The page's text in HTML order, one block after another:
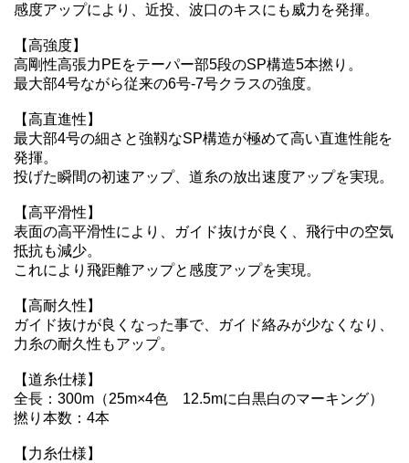
感度アップにより、近投、波口のキスにも威力を発揮。
【高強度】
高剛性高張力PEをテーパー部5段のSP構造5本撚り。
最大部4号ながら従来の6号-7号クラスの強度。
【高直進性】
最大部4号の細さと強靱なSP構造が極めて高い直進性能を
発揮。
投げた瞬間の初速アップ、道糸の放出速度アップを実現。
【高平滑性】
表面の高平滑性により、ガイド抜けが良く、飛行中の空気
抵抗も減少。
これにより飛距離アップと感度アップを実現。
【高耐久性】
ガイド抜けが良くなった事で、ガイド絡みが少なくなり、
力糸の耐久性もアップ。
【道糸仕様】
全長：300m（25m×4色 12.5mに白黒白のマーキング）
撚り本数：4本
【力糸仕様】